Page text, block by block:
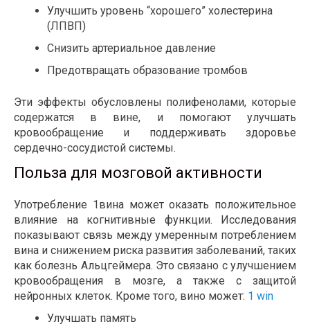
Улучшить уровень “хорошего” холестерина
(ЛПВП)
Снизить артериальное давление
Предотвращать образование тромбов
Эти эффекты обусловлены полифенолами, которые
содержатся в вине, и помогают улучшать
кровообращение и поддерживать здоровье
сердечно-сосудистой системы.
Польза для мозговой активности
Употребление 1вина может оказать положительное
влияние на когнитивные функции. Исследования
показывают связь между умеренным потреблением
вина и снижением риска развития заболеваний, таких
как болезнь Альцгеймера. Это связано с улучшением
кровообращения в мозге, а также с защитой
нейронных клеток. Кроме того, вино может: 1 win
Улучшать память